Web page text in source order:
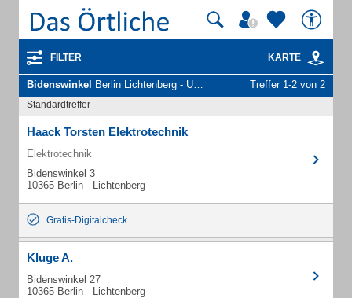
FILTER KARTE
Bidenswinkel Berlin Lichtenberg - Unternehmen und Personen Treffer 1-2 von 2
Standardtreffer
Haack Torsten Elektrotechnik
Elektrotechnik
Bidenswinkel 3
10365 Berlin - Lichtenberg
Gratis-Digitalcheck
Kluge A.
Bidenswinkel 27
10365 Berlin - Lichtenberg